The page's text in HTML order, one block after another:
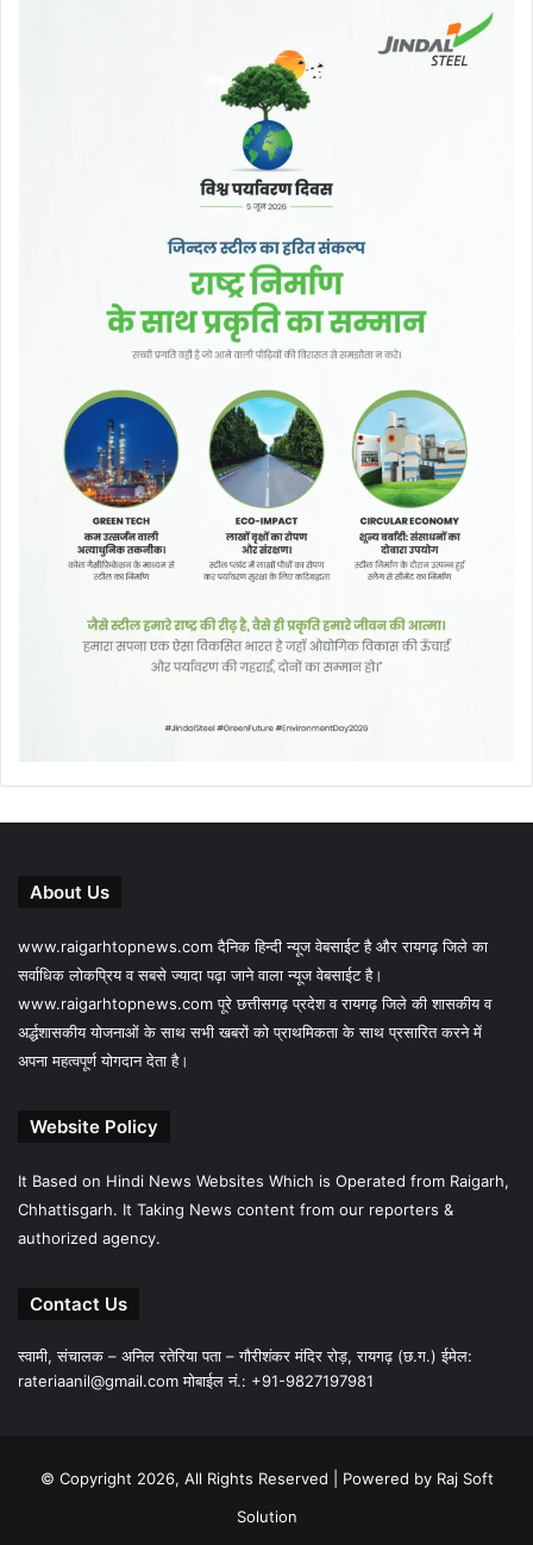
About Us
www.raigarhtopnews.com दैनिक हिन्दी न्यूज वेबसाईट है और रायगढ़ जिले का
सर्वाधिक लोकप्रिय व सबसे ज्यादा पढ़ा जाने वाला न्यूज वेबसाईट है।
www.raigarhtopnews.com पूरे छत्तीसगढ़ प्रदेश व रायगढ़ जिले की शासकीय व
अर्द्धशासकीय योजनाओं के साथ सभी खबरों को प्राथमिकता के साथ प्रसारित करने में
अपना महत्वपूर्ण योगदान देता है।
Website Policy
It Based on Hindi News Websites Which is Operated from Raigarh,
Chhattisgarh. It Taking News content from our reporters &
authorized agency.
Contact Us
स्वामी, संचालक – अनिल रतेरिया पता – गौरीशंकर मंदिर रोड़, रायगढ़ (छ.ग.) ईमेल:
rateriaanil@gmail.comमोबाईल नं.: +91-9827197981
© Copyright 2026, All Rights Reserved | Powered by Raj Soft
Solution